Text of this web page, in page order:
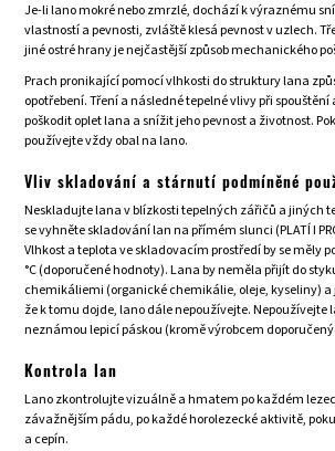
Je-li lano mokré nebo zmrzlé, dochází k výraznému
vlastností a pevnosti, zvláště klesá pevnost v uzlech.
jiné ostré hrany je nejčastější způsob mechanického
Prach pronikající pomocí vlhkosti do struktury lana
opotřebení. Tření a následné tepelné vlivy při
poškodit oplet lana a snížit jeho pevnost a životnost.
používejte vždy obal na lano.
Vliv skladování a stárnutí podmíněné
Neskladujte lana v blízkosti tepelných zářičů a jiných
se vyhněte skladování lan na přímém slunci (PLATÍ I
Vlhkost a teplota ve skladovacím prostředí by se měly
°C (doporučené hodnoty). Lana by neměla přijít do
chemikáliemi (organické chemikálie, oleje, kyseliny) a
že k tomu dojde, lano dále nepoužívejte. Nepoužívejte
neznámou lepicí páskou (kromě výrobcem
Kontrola lan
Lano zkontrolujte vizuálně a hmatem po každém
závažnějším pádu, po každé horolezecké aktivitě,
a cepín.